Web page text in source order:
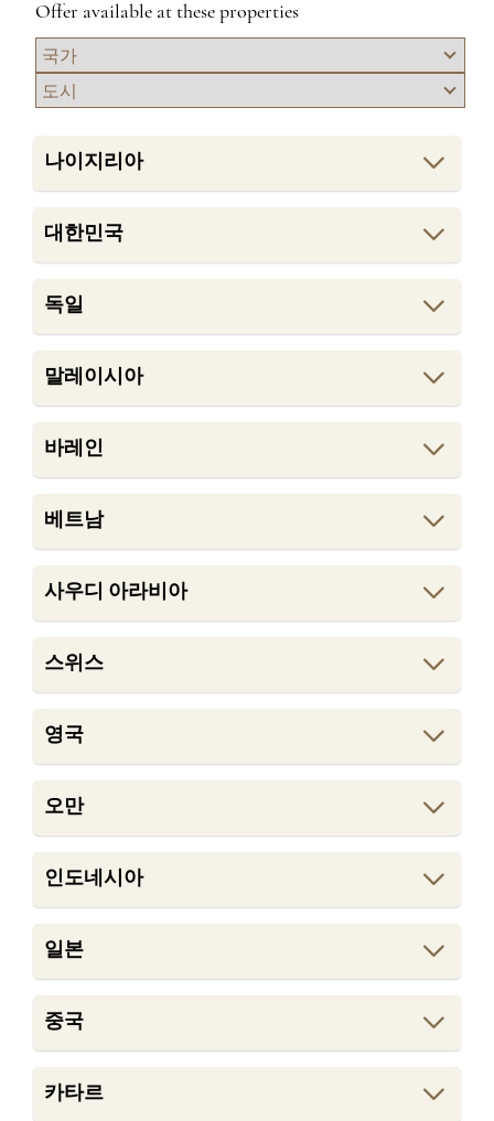
Offer available at these properties
나이지리아
대한민국
독일
말레이시아
바레인
베트남
사우디 아라비아
스위스
영국
오만
인도네시아
일본
중국
카타르